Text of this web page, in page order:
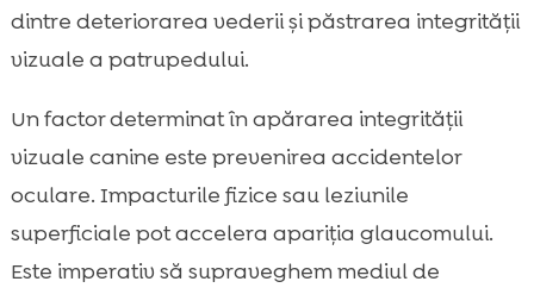
dintre deteriorarea vederii și păstrarea integrității
vizuale a patrupedului.
Un factor determinat în apărarea integrității
vizuale canine este prevenirea accidentelor
oculare. Impacturile fizice sau leziunile
superficiale pot accelera apariția glaucomului.
Este imperativ să supraveghem mediul de